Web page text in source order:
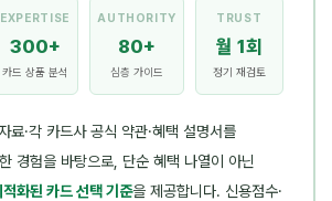
EXPERTISE
300+
카드 상품 분석
AUTHORITY
80+
심층 가이드
TRUST
월 1회
정기 재검토
료·각 카드사 공식 약관·혜택 설명서를
경험을 바탕으로, 단순 혜택 나열이 아닌
화된 카드 선택 기준을 제공합니다. 신용점수·